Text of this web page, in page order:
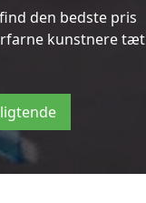
den bedste pris
kunstnere tæt